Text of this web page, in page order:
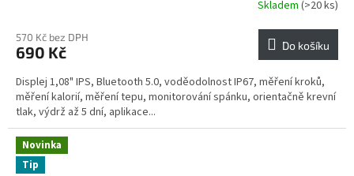
Skladem (>20 ks)
570 Kč bez DPH
690 Kč Do košíku
Displej 1,08" IPS, Bluetooth 5.0, voděodolnost IP67, měření kroků,
měření kalorií, měření tepu, monitorování spánku, orientačně krevní
tlak, výdrž až 5 dní, aplikace...
Novinka
Tip